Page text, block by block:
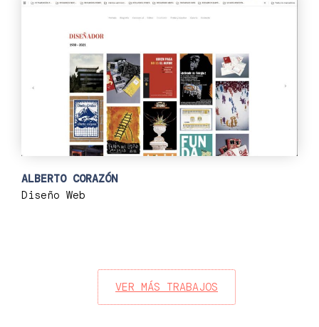
ALBERTO CORAZÓN
Diseño Web
VER MÁS TRABAJOS